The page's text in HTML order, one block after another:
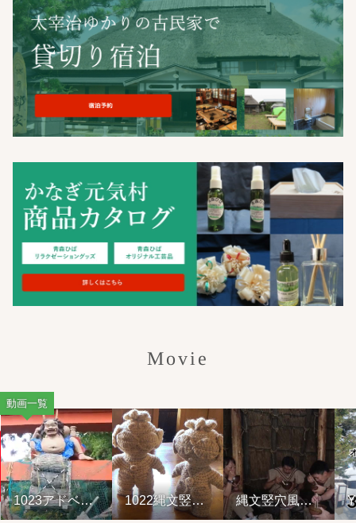
Movie
動画一覧
1023アドベン
チャーライド&
1022縄文竪穴
風住居設営と
縄文竪穴風住
居設営と縄文